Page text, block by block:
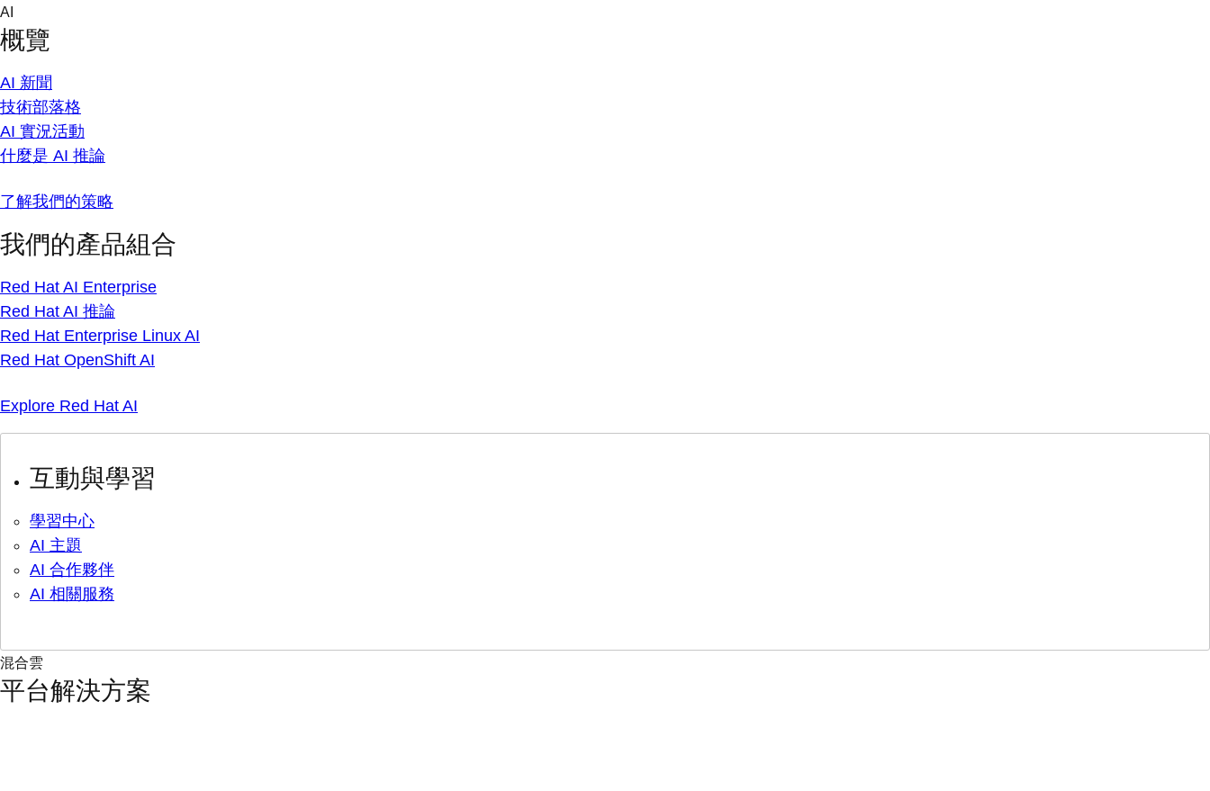
Skip
content
AI
概覽
AI 新聞
技術部落格
AI 實況活動
什麼是 AI 推論
了解我們的策略
我們的產品組合
Red Hat AI Enterprise
Red Hat AI 推論
Red Hat Enterprise Linux AI
Red Hat OpenShift AI
Explore Red Hat AI
互動與學習
學習中心
AI 主題
AI 合作夥伴
AI 相關服務
混合雲
平台解決方案